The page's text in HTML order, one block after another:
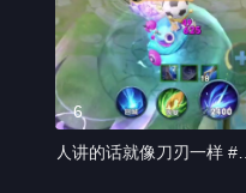
6
人讲的话就像刀刃一样 #王